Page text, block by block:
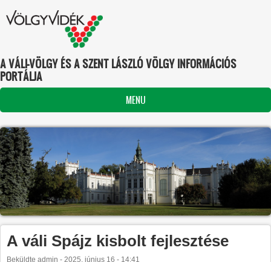
Ugrás a tartalomra
A VÁLI-VÖLGY ÉS A SZENT LÁSZLÓ VÖLGY INFORMÁCIÓS
PORTÁLJA
MENU
Előző Szünet Következő
A váli Spájz kisbolt fejlesztése
Beküldte admin - 2025, június 16 - 14:41